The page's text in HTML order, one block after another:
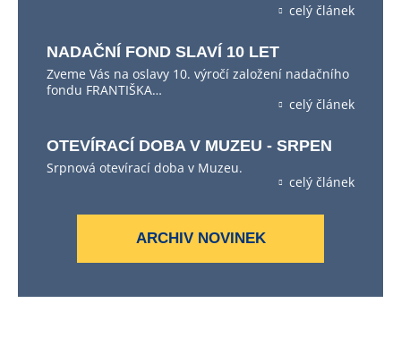
celý článek
NADAČNÍ FOND SLAVÍ 10 LET
Zveme Vás na oslavy 10. výročí založení nadačního
fondu FRANTIŠKA…
celý článek
OTEVÍRACÍ DOBA V MUZEU - SRPEN
Srpnová otevírací doba v Muzeu.
celý článek
ARCHIV NOVINEK